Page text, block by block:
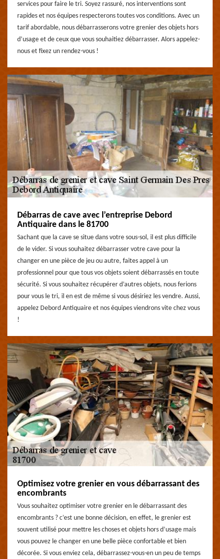
services pour faire le tri. Soyez rassuré, nos interventions sont
rapides et nos équipes respecterons toutes vos conditions. Avec un
tarif abordable, nous débarrasserons votre grenier des objets hors
d’usage et de ceux que vous souhaitiez débarrasser. Alors appelez-
nous et fixez un rendez-vous !
Débarras de cave avec l’entreprise Debord
Antiquaire dans le 81700
Sachant que la cave se situe dans votre sous-sol, il est plus difficile
de le vider. Si vous souhaitez débarrasser votre cave pour la
changer en une pièce de jeu ou autre, faites appel à un
professionnel pour que tous vos objets soient débarrassés en toute
sécurité. Si vous souhaitez récupérer d’autres objets, nous ferions
pour vous le tri, il en est de même si vous désiriez les vendre. Aussi,
appelez Debord Antiquaire et nos équipes viendrons vite chez vous
!
Optimisez votre grenier en vous débarrassant des
encombrants
Vous souhaitez optimiser votre grenier en le débarrassant des
encombrants ? c’est une bonne décision, en effet, le grenier est
souvent utilisé pour mettre les choses et objets hors d’usage mais
vous pouvez le changer en une belle pièce confortable et bien
décorée. Si vous enviez cela, débarrassez-vous-en un peu de temps